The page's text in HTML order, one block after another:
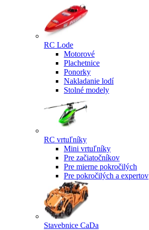
RC Lode
Motorové
Plachetnice
Ponorky
Nakladanie lodí
Stolné modely
RC vrtuľníky
Mini vrtuľníky
Pre začiatočníkov
Pre mierne pokročilých
Pre pokročilých a expertov
Stavebnice CaDa